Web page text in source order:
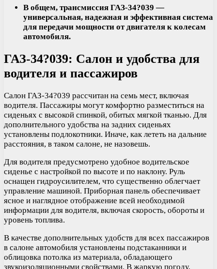
В общем, трансмиссия ГАЗ-34?039 —
универсальная, надежная и эффективная система
для передачи мощности от двигателя к колесам
автомобиля.
ГАЗ-34?039: Салон и удобства для
водителя и пассажиров
Салон ГАЗ-34?039 рассчитан на семь мест, включая
водителя. Пассажиры могут комфортно разместиться на
сиденьях с высокой спинкой, обитых мягкой тканью. Для
дополнительного удобства на задних сиденьях
установлены подлокотники. Иначе, как лететь на дальние
расстояния, в таком салоне, не назовешь.
Для водителя предусмотрено удобное водительское
сиденье с настройкой по высоте и по наклону. Руль
оснащен гидроусилителем, что существенно облегчает
управление машиной. Приборная панель обеспечивает
ясное и наглядное отображение всей необходимой
информации для водителя, включая скорость, обороты и
уровень топлива.
В качестве дополнительных удобств для всех пассажиров
в салоне автомобиля установлены подстаканники и
облицовка потолка из материала, обладающего
звукоизоляционными свойствами. В жаркую погоду,